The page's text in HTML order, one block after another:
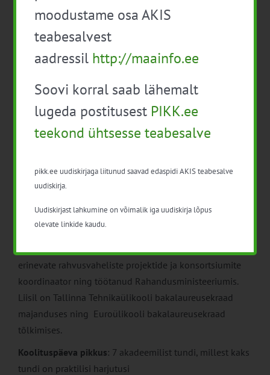
16.00 Koolituspäeva lõpp
saada individuaalset nõustamist rahvusvahelise
konsultandiga (maksimaalselt 45 minutit) saamaks
ideedele/projektidele/protsessidele.
Koolituspäeva moderaatoronLiisi Kirschenberg
Kaubandus-Tööstuskoja eksporditeenuste koordinaator
alates 2014.aasta juunist eksporditeenuste
koordinaatorina. Tema tööülesannete hulka kuulub
korraldamine ning koolituste ja seminaride
erinevate rahvusvaheliste projektide ja konsortsiumite
koordinaator ning töötanud Rahandusministeeriumis.
Liisil on Tallinna Tehnikaülikooli bakalaureusekraad
majanduses ning Euroülikooli bakalaureusekraad
tõlkimises.
Koolituspäeva pikkus: 7 akadeemilist tundi, millest kaks
tundi on praktilisi harjutusi
moodustame osa AKIS
teabesalvest
aadressil http://maainfo.ee
Soovi korral saab lähemalt
lugeda postitusest PIKK.ee
teekond ühtsesse teabesalve
pikk.ee uudiskirjaga liitunud saavad edaspidi AKIS teabesalve
uudiskirja.
Uudiskirjast lahkumine on võimalik iga uudiskirja lõpus
olevate linkide kaudu.